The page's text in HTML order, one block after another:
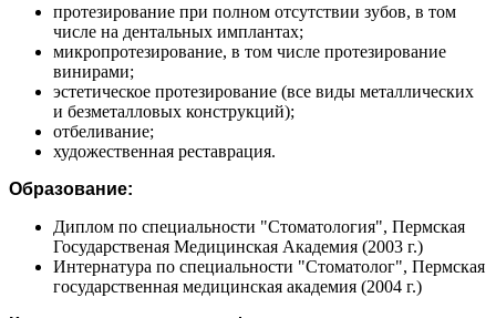
протезирование при полном отсутствии зубов, в том
числе на дентальных имплантах;
микропротезирование, в том числе протезирование
винирами;
эстетическое протезирование (все виды металлических
и безметалловых конструкций);
отбеливание;
художественная реставрация.
Образование:
Диплом по специальности "Стоматология", Пермская
Государственая Медицинская Академия (2003 г.)
Интернатура по специальности "Стоматолог", Пермская
государственная медицинская академия (2004 г.)